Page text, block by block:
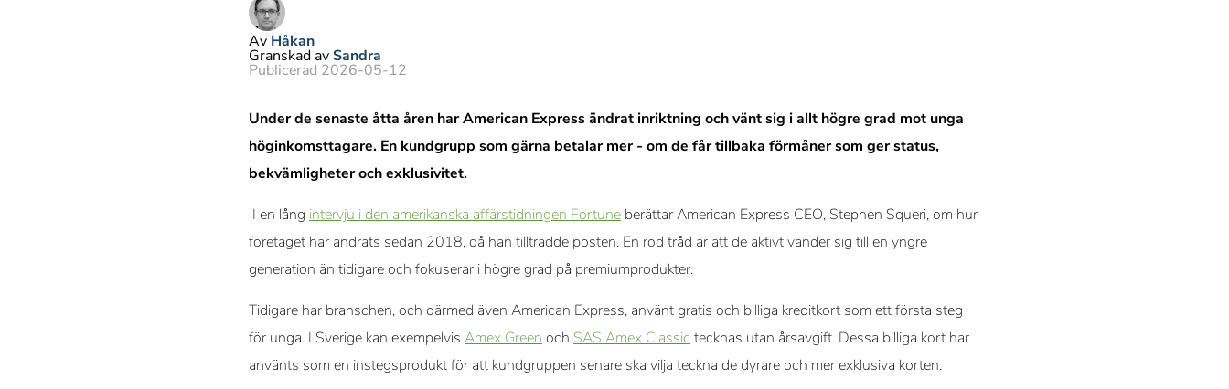
Av Håkan
Granskad avSandra
Publicerad 2026-05-12
Under de senaste åtta åren har American Express ändrat inriktning och vänt sig i allt högre grad mot unga
höginkomsttagare. En kundgrupp som gärna betalar mer - om de får tillbaka förmåner som ger status,
bekvämligheter och exklusivitet.
I en lång intervju i den amerikanska affärstidningen Fortune berättar American Express CEO, Stephen Squeri, om hur
företaget har ändrats sedan 2018, då han tillträdde posten. En röd tråd är att de aktivt vänder sig till en yngre
generation än tidigare och fokuserar i högre grad på premiumprodukter.
Tidigare har branschen, och därmed även American Express, använt gratis och billiga kreditkort som ett första steg
för unga. I Sverige kan exempelvis Amex Green och SAS Amex Classic tecknas utan årsavgift. Dessa billiga kort har
använts som en instegsprodukt för att kundgruppen senare ska vilja teckna de dyrare och mer exklusiva korten.